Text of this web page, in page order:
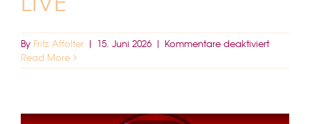
By Fritz Affolter | 15. Juni 2026 | Kommentare deaktiviertfür
FUSSBALL
FINALE
Read More